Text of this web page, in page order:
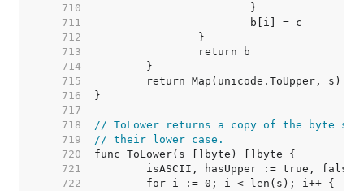
   710
   711
   712
   713
   714
   715
   716
   717
   718
// ToLower returns a copy of the byte
   719
// their lower case.
   720
   721
   722